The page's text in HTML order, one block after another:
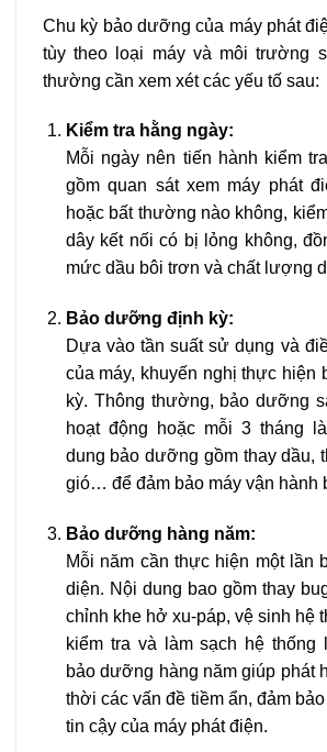
Chu kỳ bảo dưỡng của máy phát
tùy theo loại máy và môi trường
thường cần xem xét các yếu tố sau:
Kiểm tra hằng ngày:
Mỗi ngày nên tiến hành kiểm
gồm quan sát xem máy phát
hoặc bất thường nào không,
dây kết nối có bị lỏng không,
mức dầu bôi trơn và chất lượng
Bảo dưỡng định kỳ:
Dựa vào tần suất sử dụng và
của máy, khuyến nghị thực hiện
kỳ. Thông thường, bảo dưỡng
hoạt động hoặc mỗi 3 tháng
dung bảo dưỡng gồm thay dầu,
gió… để đảm bảo máy vận hành
Bảo dưỡng hàng năm:
Mỗi năm cần thực hiện một lần
diện. Nội dung bao gồm thay
chỉnh khe hở xu-páp, vệ sinh hệ
kiểm tra và làm sạch hệ
bảo dưỡng hàng năm giúp phát
thời các vấn đề tiềm ẩn, đảm
tin cậy của máy phát điện.